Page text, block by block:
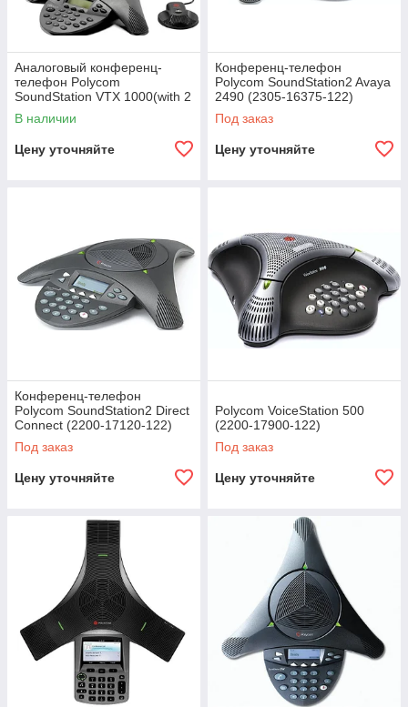
Аналоговый конференц-
телефон Polycom
SoundStation VTX 1000(with 2
mics, 1 subwoofer)(2200-
07142-122)
В наличии
Цену уточняйте
Конференц-телефон
Polycom SoundStation2 Avaya
2490 (2305-16375-122)
Под заказ
Цену уточняйте
Конференц-телефон
Polycom SoundStation2 Direct
Connect (2200-17120-122)
Под заказ
Цену уточняйте
Polycom VoiceStation 500
(2200-17900-122)
Под заказ
Цену уточняйте